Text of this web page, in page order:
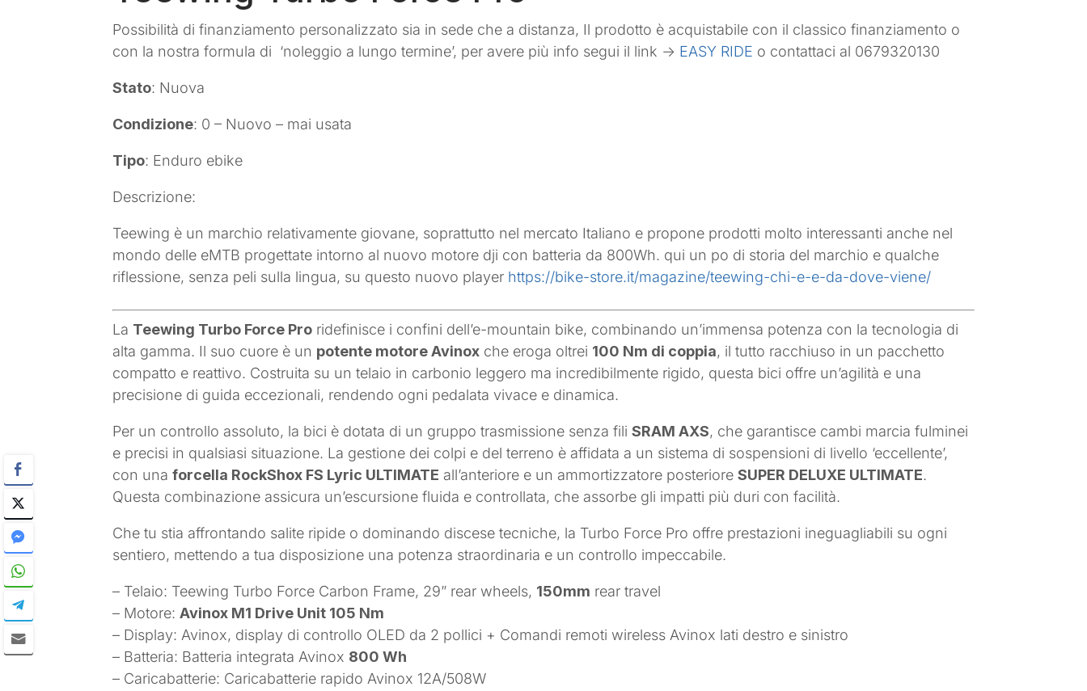
Possibilità di finanziamento personalizzato sia in sede che a distanza, Il prodotto è acquistabile con il classico finanziamento o
con la nostra formula di ‘noleggio a lungo termine’, per avere più info segui il link -> EASY RIDE o contattaci al 0679320130
Stato: Nuova
Condizione: 0 – Nuovo – mai usata
Tipo: Enduro ebike
Descrizione:
Teewing è un marchio relativamente giovane, soprattutto nel mercato Italiano e propone prodotti molto interessanti anche nel
mondo delle eMTB progettate intorno al nuovo motore dji con batteria da 800Wh. qui un po di storia del marchio e qualche
riflessione, senza peli sulla lingua, su questo nuovo player https://bike-store.it/magazine/teewing-chi-e-e-da-dove-viene/
La Teewing Turbo Force Pro ridefinisce i confini dell’e-mountain bike, combinando un’immensa potenza con la tecnologia di
alta gamma. Il suo cuore è un potente motore Avinox che eroga oltrei 100 Nm di coppia, il tutto racchiuso in un pacchetto
compatto e reattivo. Costruita su un telaio in carbonio leggero ma incredibilmente rigido, questa bici offre un’agilità e una
precisione di guida eccezionali, rendendo ogni pedalata vivace e dinamica.
Per un controllo assoluto, la bici è dotata di un gruppo trasmissione senza filiSRAM AXS, che garantisce cambi marcia fulminei
e precisi in qualsiasi situazione. La gestione dei colpi e del terreno è affidata a un sistema di sospensioni di livello ‘eccellente’,
con unaforcella RockShox FS Lyric ULTIMATE all’anteriore e un ammortizzatore posterioreSUPER DELUXE ULTIMATE.
Questa combinazione assicura un’escursione fluida e controllata, che assorbe gli impatti più duri con facilità.
Che tu stia affrontando salite ripide o dominando discese tecniche, la Turbo Force Pro offre prestazioni ineguagliabili su ogni
sentiero, mettendo a tua disposizione una potenza straordinaria e un controllo impeccabile.
– Telaio: Teewing Turbo Force Carbon Frame, 29” rear wheels, 150mm rear travel
– Motore:Avinox M1 Drive Unit 105 Nm
– Display: Avinox, display di controllo OLED da 2 pollici + Comandi remoti wireless Avinox lati destro e sinistro
– Batteria: Batteria integrata Avinox 800 Wh
– Caricabatterie: Caricabatterie rapido Avinox 12A/508W